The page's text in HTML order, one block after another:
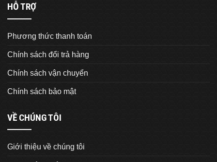
HỖ TRỢ
Phương thức thanh toán
Chính sách đổi trả hàng
Chính sách vận chuyển
Chính sách bảo mật
VỀ CHÚNG TÔI
Giới thiệu về chúng tôi